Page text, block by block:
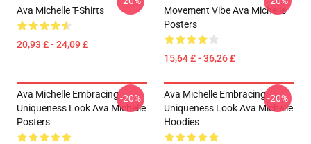
Ava Michelle T-Shirts
20,93 £ - 24,09 £
Movement Vibe Ava Michelle
Posters
15,64 £ - 36,26 £
Ava Michelle Embracing
Uniqueness Look Ava Michelle
Posters
-20%
Ava Michelle Embracing
Uniqueness Look Ava Michelle
Hoodies
-20%